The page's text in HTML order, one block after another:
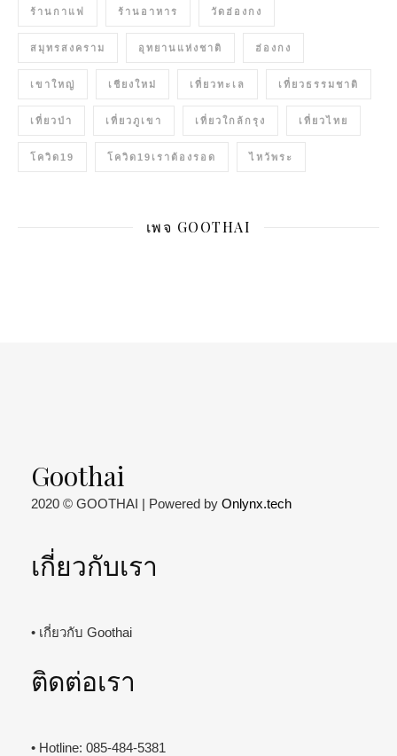
ร้านกาแฟ ร้านอาหาร วัดฮ่องกง
สมุทรสงคราม อุทยานแห่งชาติ ฮ่องกง
เขาใหญ่ เชียงใหม่ เที่ยวทะเล เที่ยวธรรมชาติ
เที่ยวป่า เที่ยวภูเขา เที่ยวใกล้กรุง เที่ยวไทย
โควิด19 โควิด19เราต้องรอด ไหว้พระ
เพจ GOOTHAI
Goothai
2020 © GOOTHAI | Powered by Onlynx.tech
เกี่ยวกับเรา
• เกี่ยวกับ Goothai
ติดต่อเรา
• Hotline: 085-484-5381